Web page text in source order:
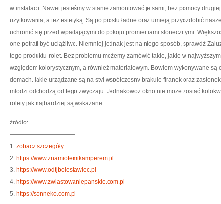
w instalacji. Nawet jesteśmy w stanie zamontować je sami, bez pomocy
użytkowania, a też estetyką. Są po prostu ładne oraz umieją przyozdobić
uchronić się przed wpadającymi do pokoju promieniami słonecznymi.
one potrafi być uciążliwe. Niemniej jednak jest na niego sposób, sprawdź
tego produktu-rolet. Bez problemu możemy zamówić takie, jakie w
względem kolorystycznym, a również materiałowym. Bowiem wykonywane
domach, jakie urządzane są na styl współczesny brakuje firanek oraz
młodzi odchodzą od tego zwyczaju. Jednakowoż okno nie może zostać
rolety jak najbardziej są wskazane.
źródło:
———————————
1. zobacz szczegóły
2. https://www.znamiotemikamperem.pl
3. https://www.odtjboleslawiec.pl
4. https://www.zwiastowaniepanskie.com.pl
5. https://sonneko.com.pl